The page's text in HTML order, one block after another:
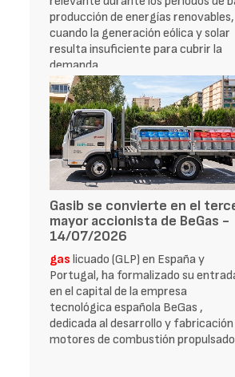
producción de energías renovables,
cuando la generación eólica y solar
resulta insuficiente para cubrir la
demanda
Gasib se convierte en el
mayor accionista de BeGas -
14/07/2026
gas licuado (GLP) en España y
Portugal, ha formalizado su
en el capital de la empresa
tecnológica española BeGas ,
dedicada al desarrollo y fabricación
motores de combustión